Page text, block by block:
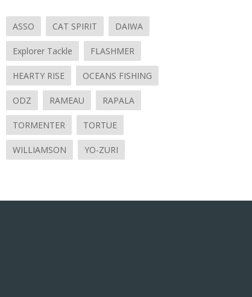
ASSO CAT SPIRIT DAIWA
Explorer Tackle FLASHMER
HEARTY RISE OCEANS FISHING
ODZ RAMEAU RAPALA
TORMENTER TORTUE
WILLIAMSON YO-ZURI